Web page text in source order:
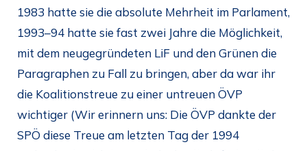
1983 hatte sie die absolute Mehrheit im Parlament,
1993–94 hatte sie fast zwei Jahre die Möglichkeit,
mit dem neugegründeten LiF und den Grünen die
Paragraphen zu Fall zu bringen, aber da war ihr
die Koalitionstreue zu einer untreuen ÖVP
wichtiger (Wir erinnern uns: Die ÖVP dankte der
SPÖ diese Treue am letzten Tag der 1994